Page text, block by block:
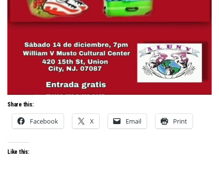
Share this:
Facebook X Email Print
Like this: